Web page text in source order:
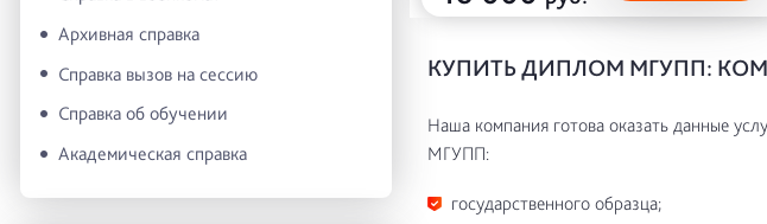
Архивная справка
Справка вызов на сессию
Справка об обучении
Академическая справка
КУПИТЬ ДИПЛОМ МГУПП:
Наша компания готова оказать данные
МГУПП:
государственного образца;